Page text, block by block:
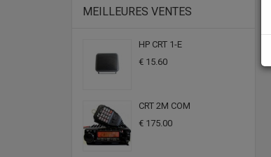
MEILLEURES VENTES
HP CRT 1-E
€ 15.60
CRT 2M COM
€ 175.00